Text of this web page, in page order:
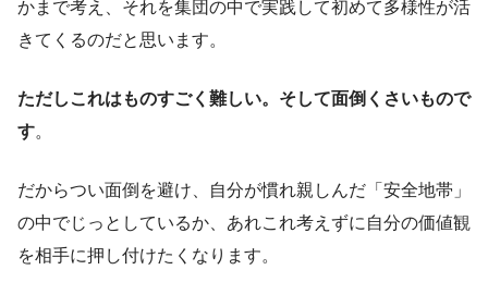
かまで考え、それを集団の中で実践して初めて多様性が活
きてくるのだと思います。
ただしこれはものすごく難しい。そして面倒くさいもので
す。
だからつい面倒を避け、自分が慣れ親しんだ「安全地帯」
の中でじっとしているか、あれこれ考えずに自分の価値観
を相手に押し付けたくなります。